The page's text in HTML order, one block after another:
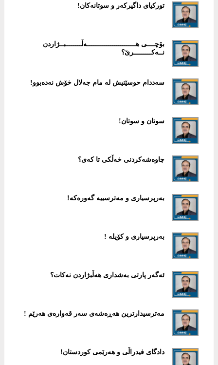
تورکیای داگیرکەر و سوتانەکان!
بۆچــــی هـــــــــــــــــــــــــەڵــــــــبــژاردن
نــەکـــــــــرێ؟
سەددام حوسێنیش لە مام جەلال خۆش نەدەبوو!
سوتان و سوتان!
چاوەشەکردنی خەڵکی تا کەی؟
بەرپرسیاری و مەترسییە گەورەکە!
بەرپرسیاری و کۆیلە !
ئەگەر پارتی بەشداری هەڵبژاردن نەکات؟
مەترسیدارترین هەڕەشەی سەر قەوارەی هەرێم !
دادگای فیدراڵی و هەرێمی کوردستان!